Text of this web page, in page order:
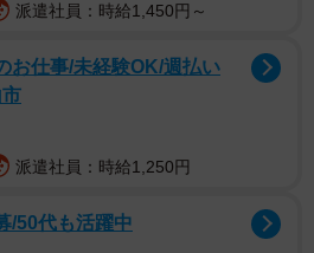
きちゃうの
派遣社員：時給1,450円～
お仕事/未経験OK/週払い
派遣社員：時給1,250円
/50代も活躍中